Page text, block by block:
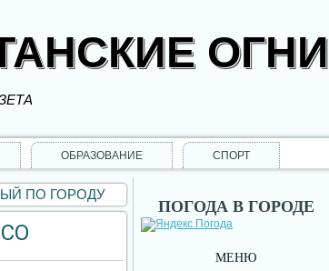
ОГНИ
ОБРАЗОВАНИЕ СПОРТ
ПО ГОРОДУ ПОГОДА В ГОРОДЕ
МЕНЮ